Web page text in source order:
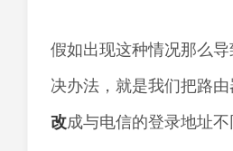
假如出现这种情况那么
决办法，就是我们把路由
改成与电信的登录地址不